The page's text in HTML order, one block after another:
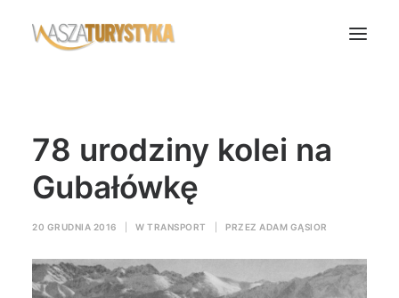
Biura podróży
Transport
Noclegi
Polska
Świat
Podcasty
78 urodziny kolei na
Gubałówkę
20 GRUDNIA 2016 W TRANSPORT PRZEZ ADAM GĄSIOR